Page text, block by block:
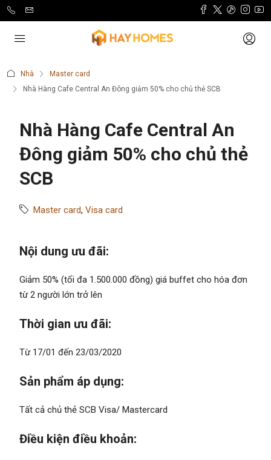
Nhà
Master card
Nhà Hàng Cafe Central An Đông giảm 50% cho chủ thẻ SCB
Nhà Hàng Cafe Central An
Đông giảm 50% cho chủ thẻ
SCB
Master card, Visa card
Nội dung ưu đãi:
Giảm 50% (tối đa 1.500.000 đồng) giá buffet cho hóa đơn
từ 2 người lớn trở lên
Thời gian ưu đãi:
Từ 17/01 đến 23/03/2020
Sản phẩm áp dụng:
Tất cả chủ thẻ SCB Visa/ Mastercard
Điều kiện điều khoản: